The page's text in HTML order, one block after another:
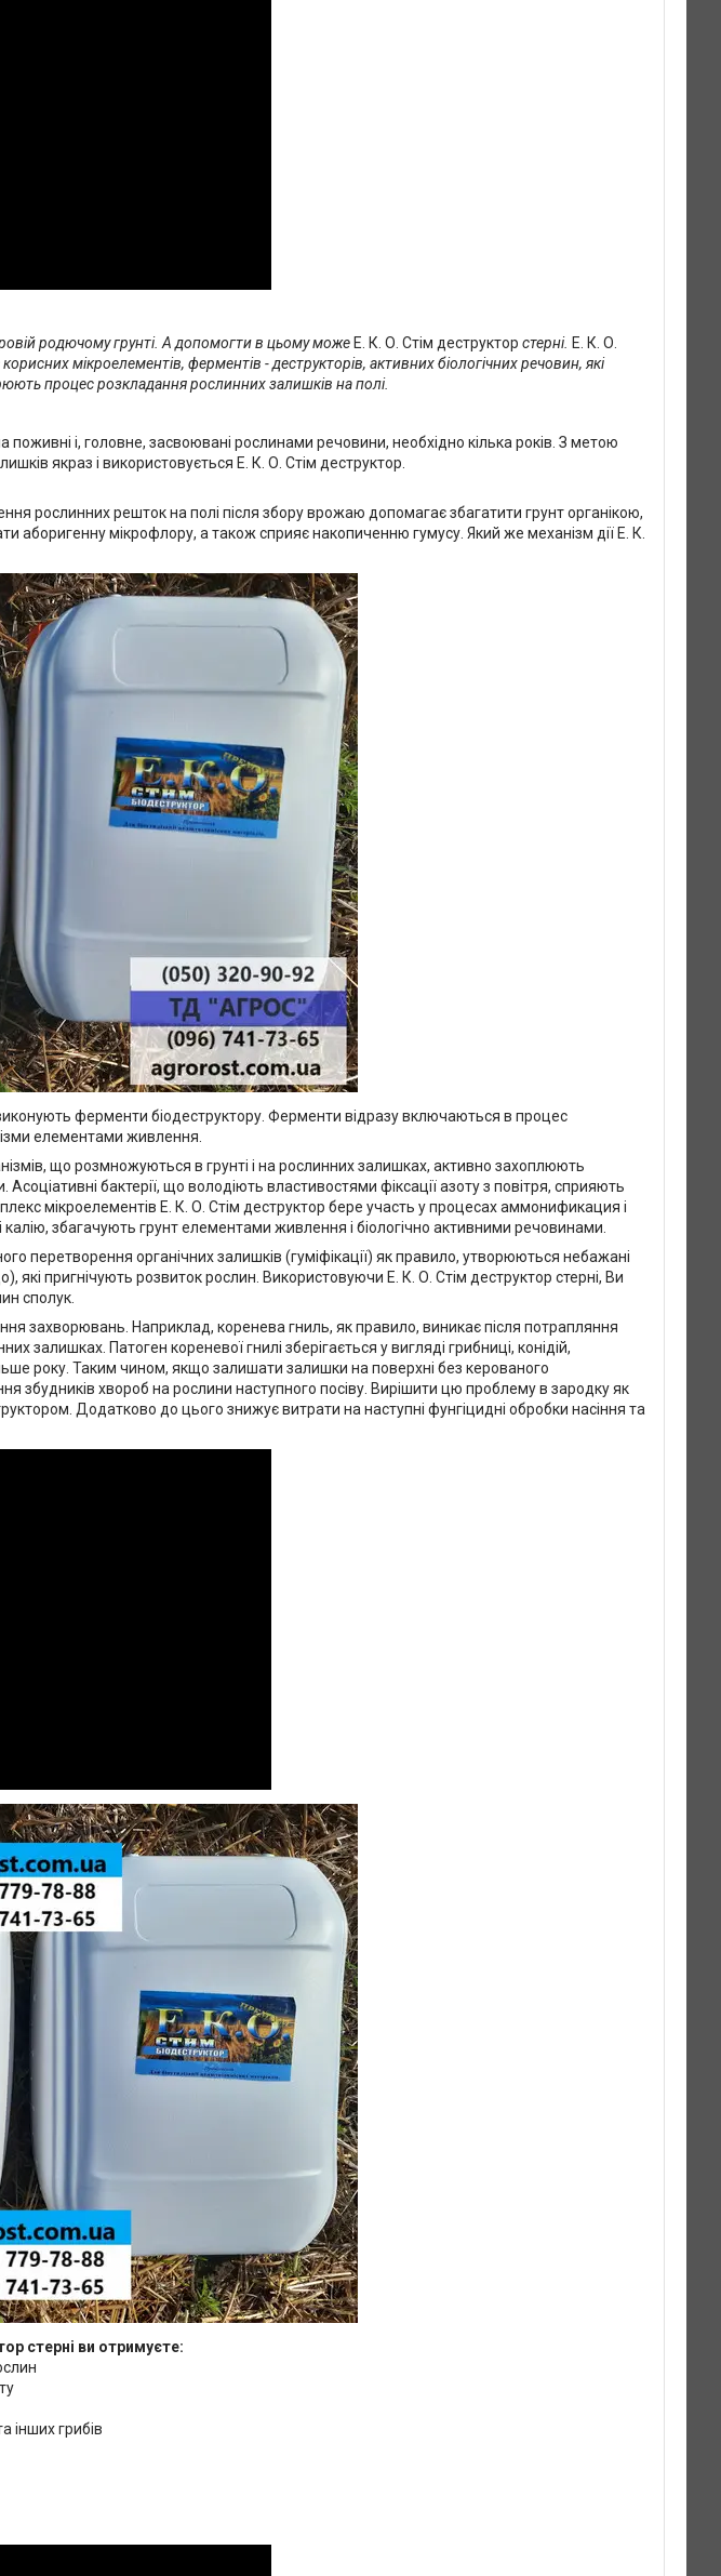
родючому грунті. А допомогти в цьому може Е. К. О. Стім деструктор стерні. Е. К. О.
мікроелементів, ферментів - деструкторів, активних біологічних речовин, які
процес розкладання рослинних залишків на полі.
і, головне, засвоювані рослинами речовини, необхідно кілька років. З метою
якраз і використовується Е. К. О. Стім деструктор.
рослинних решток на полі після збору врожаю допомагає збагатити грунт органікою,
аборигенну мікрофлору, а також сприяє накопиченню гумусу. Який же механізм дії Е. К.
ферменти біодеструктору. Ферменти відразу включаються в процес
елементами живлення.
що розмножуються в грунті і на рослинних залишках, активно захоплюють
бактерії, що володіють властивостями фіксації азоту з повітря, сприяють
мікроелементів Е. К. О. Стім деструктор бере участь у процесах аммонификация і
калію, збагачують грунт елементами живлення і біологічно активними речовинами.
перетворення органічних залишків (гуміфікації) як правило, утворюються небажані
які пригнічують розвиток рослин. Використовуючи Е. К. О. Стім деструктор стерні, Ви
сполук.
захворювань. Наприклад, коренева гниль, як правило, виникає після потрапляння
залишках. Патоген кореневої гнилі зберігається у вигляді грибниці, конідій,
року. Таким чином, якщо залишати залишки на поверхні без керованого
збудників хвороб на рослини наступного посіву. Вирішити цю проблему в зародку як
Додатково до цього знижує витрати на наступні фунгіцидні обробки насіння та
стерні ви отримуєте:
інших грибів